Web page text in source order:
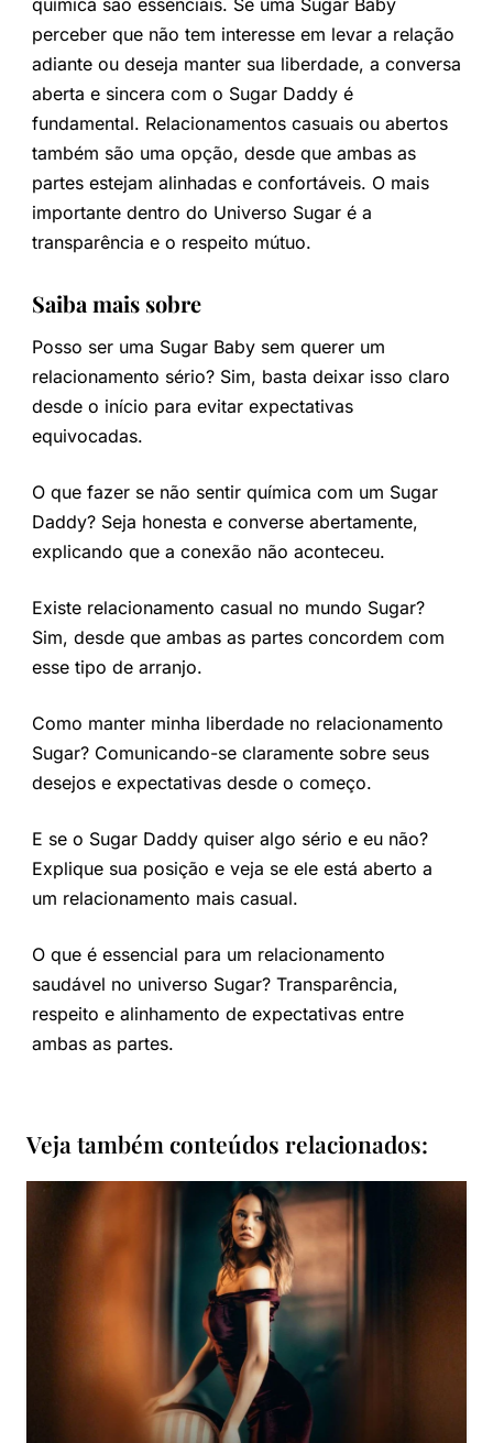
perceber que não tem interesse em levar a relação
adiante ou deseja manter sua liberdade, a conversa
aberta e sincera com o Sugar Daddy é
fundamental. Relacionamentos casuais ou abertos
também são uma opção, desde que ambas as
partes estejam alinhadas e confortáveis. O mais
importante dentro do Universo Sugar é a
transparência e o respeito mútuo.
Saiba mais sobre
Posso ser uma Sugar Baby sem querer um
relacionamento sério? Sim, basta deixar isso claro
desde o início para evitar expectativas
equivocadas.
O que fazer se não sentir química com um Sugar
Daddy? Seja honesta e converse abertamente,
explicando que a conexão não aconteceu.
Existe relacionamento casual no mundo Sugar?
Sim, desde que ambas as partes concordem com
esse tipo de arranjo.
Como manter minha liberdade no relacionamento
Sugar? Comunicando-se claramente sobre seus
desejos e expectativas desde o começo.
E se o Sugar Daddy quiser algo sério e eu não?
Explique sua posição e veja se ele está aberto a
um relacionamento mais casual.
O que é essencial para um relacionamento
saudável no universo Sugar? Transparência,
respeito e alinhamento de expectativas entre
ambas as partes.
Veja também conteúdos relacionados: